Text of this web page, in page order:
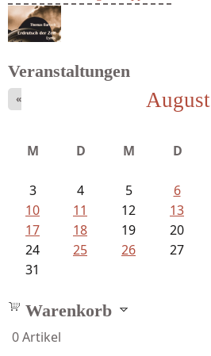
Schaffelhofer, Jörg - knapp am...
Veranstaltungen
August
«
M D M D
3
4 5 6
10
11 12 13
17
18 19 20
24
25 26 27
31
Warenkorb
0Artikel